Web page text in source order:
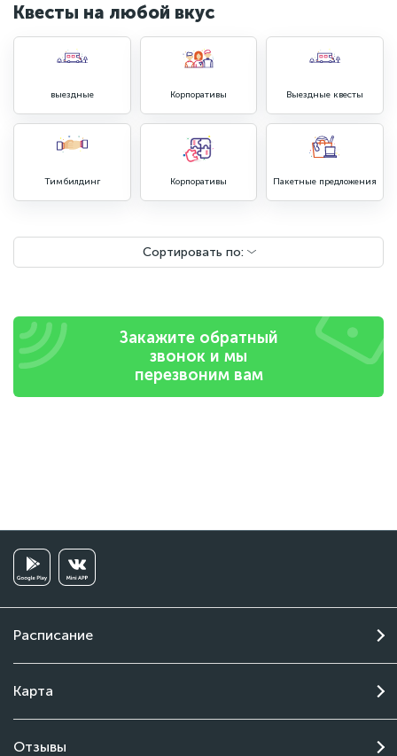
Квесты на любой вкус
выездные Корпоративы Выездные квесты
Тимбилдинг Корпоративы Пакетные предложения
Сортировать по:
Закажите обратный
звонок и мы
перезвоним вам
Расписание
Карта
Отзывы